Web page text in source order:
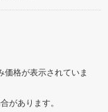
格が表示されていま
があります。